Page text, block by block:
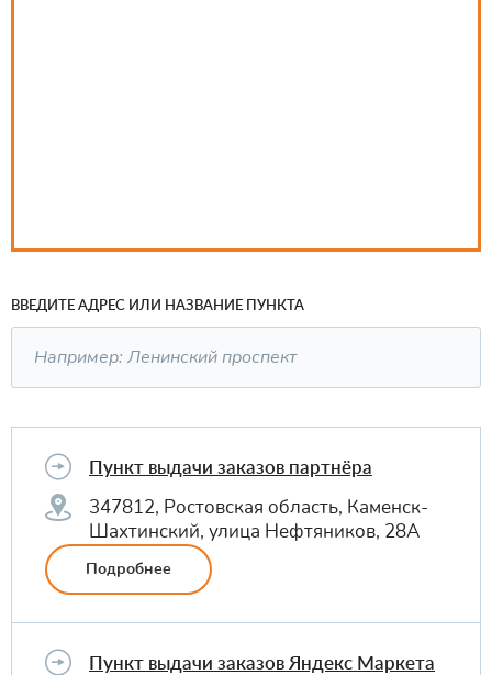
ВВЕДИТЕ АДРЕС ИЛИ НАЗВАНИЕ ПУНКТА
Пункт выдачи заказов партнёра
347812, Ростовская область, Каменск-
Шахтинский, улица Нефтяников, 28А
Подробнее
Пункт выдачи заказов Яндекс Маркета